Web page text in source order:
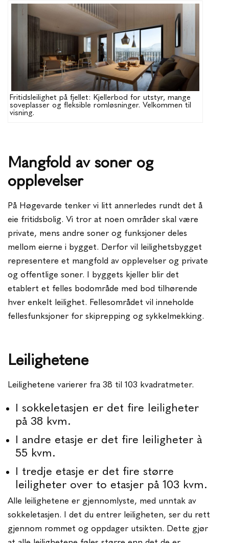
Fritidsleilighet på fjellet: Kjellerbod for utstyr, mange
soveplasser og fleksible romløsninger. Velkommen til
visning.
Mangfold av soner og
opplevelser
På Høgevarde tenker vi litt annerledes rundt det å
eie fritidsbolig. Vi tror at noen områder skal være
private, mens andre soner og funksjoner deles
mellom eierne i bygget. Derfor vil leilighetsbygget
representere et mangfold av opplevelser og private
og offentlige soner. I byggets kjeller blir det
etablert et felles bodområde med bod tilhørende
hver enkelt leilighet. Fellesområdet vil inneholde
fellesfunksjoner for skiprepping og sykkelmekking.
Leilighetene
Leilighetene varierer fra 38 til 103 kvadratmeter.
I sokkeletasjen er det fire leiligheter
på 38 kvm.
I andre etasje er det fire leiligheter à
55 kvm.
I tredje etasje er det fire større
leiligheter over to etasjer på 103 kvm.
Alle leilighetene er gjennomlyste, med unntak av
sokkeletasjen. I det du entrer leiligheten, ser du rett
gjennom rommet og oppdager utsikten. Dette gjør